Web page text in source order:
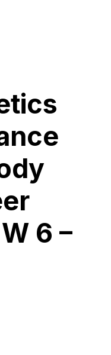
6 –